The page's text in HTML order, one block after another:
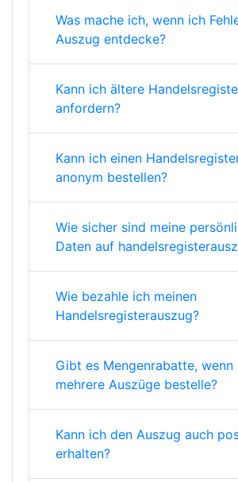
Was mache ich, wenn ich
Auszug entdecke?
Kann ich ältere
anfordern?
Kann ich einen
anonym bestellen?
Wie sicher sind meine
Daten auf
Wie bezahle ich meinen
Handelsregisterauszug?
Gibt es Mengenrabatte, wenn
mehrere Auszüge bestelle?
Kann ich den Auszug auch
erhalten?